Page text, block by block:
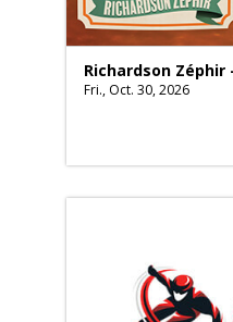
Richardson Zéphir
Fri., Oct. 30, 2026